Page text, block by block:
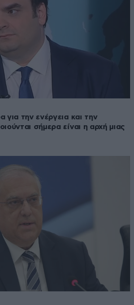
για την ενέργεια και την
σήμερα είναι η αρχή μιας